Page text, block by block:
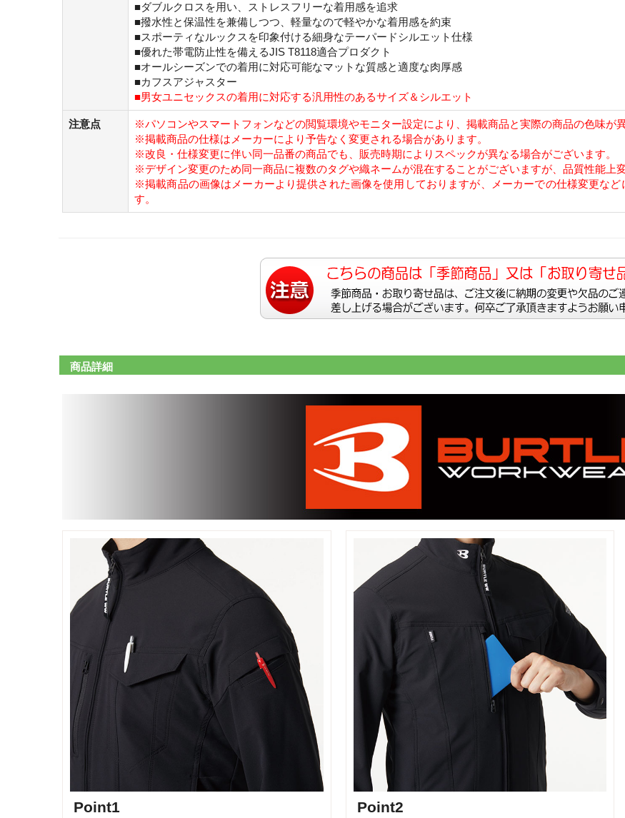
■ダブルクロスを用い、ストレスフリーな着用感を追求
■撥水性と保温性を兼備しつつ、軽量なので軽やかな着用感を約束
■スポーティなルックスを印象付ける細身なテーパードシルエット仕様
■優れた帯電防止性を備えるJIS T8118適合プロダクト
■オールシーズンでの着用に対応可能なマットな質感と適度な肉厚感
■カフスアジャスター
■男女ユニセックスの着用に対応する汎用性のあるサイズ＆シルエット
注意点
※パソコンやスマートフォンなどの閲覧環境やモニター設定により、掲載商品と実際の商品の色味が
※掲載商品の仕様はメーカーにより予告なく変更される場合があります。
※改良・仕様変更に伴い同一品番の商品でも、販売時期によりスペックが異なる場合がございます。
※デザイン変更のため同一商品に複数のタグや織ネームが混在することがございますが、品質性能上
※掲載商品の画像はメーカーより提供された画像を使用しておりますが、メーカーでの仕様変更な
す。
商品詳細
Point1 Point2